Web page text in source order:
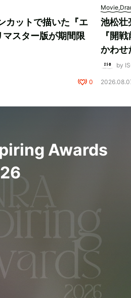
カットで描いた『エ
スター版が期間限
0
池松壮
『開
かわせ
by
Awards